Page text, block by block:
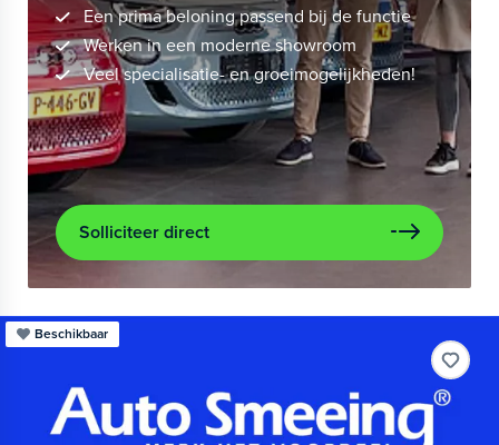
Een prima beloning passend bij de functie
Werken in een moderne showroom
Veel specialisatie- en groeimogelijkheden!
Solliciteer direct
Beschikbaar